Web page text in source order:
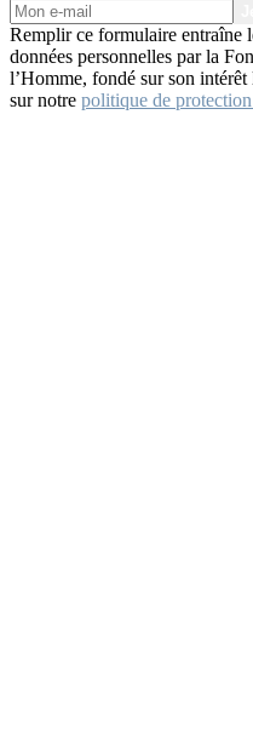
Remplir ce formulaire entraîne
données personnelles par la
l’Homme, fondé sur son
sur notre politique de